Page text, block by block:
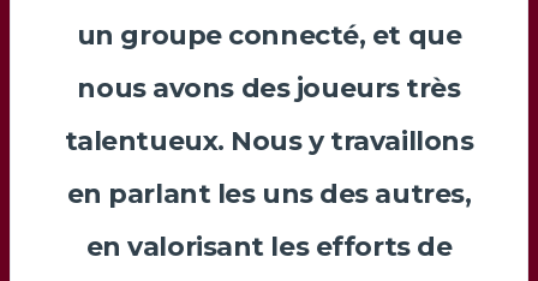
un groupe connecté, et que
nous avons des joueurs très
talentueux. Nous y travaillons
en parlant les uns des autres,
en valorisant les efforts de